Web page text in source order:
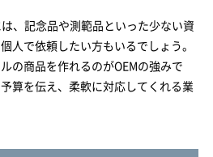
、記念品や測範品といった少ない資
人で依頼したい方もいるでしょう。
の商品を作れるのがOEMの強みで
算を伝え、柔軟に対応してくれる業